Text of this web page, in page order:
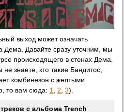
выход может означать
Дема. Давайте сразу уточним, мы
происходящего в стенах Дема.
не знаете, кто такие Бандитос,
комбинезон с желтыми
то вам сюда: 1 2 ,3).
с альбома Trench